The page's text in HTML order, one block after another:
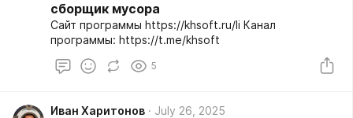
сборщик мусора
Сайт программы https://khsoft.ru/li Канал
программы: https://t.me/khsoft
5
Иван Харитонов July 26, 2025